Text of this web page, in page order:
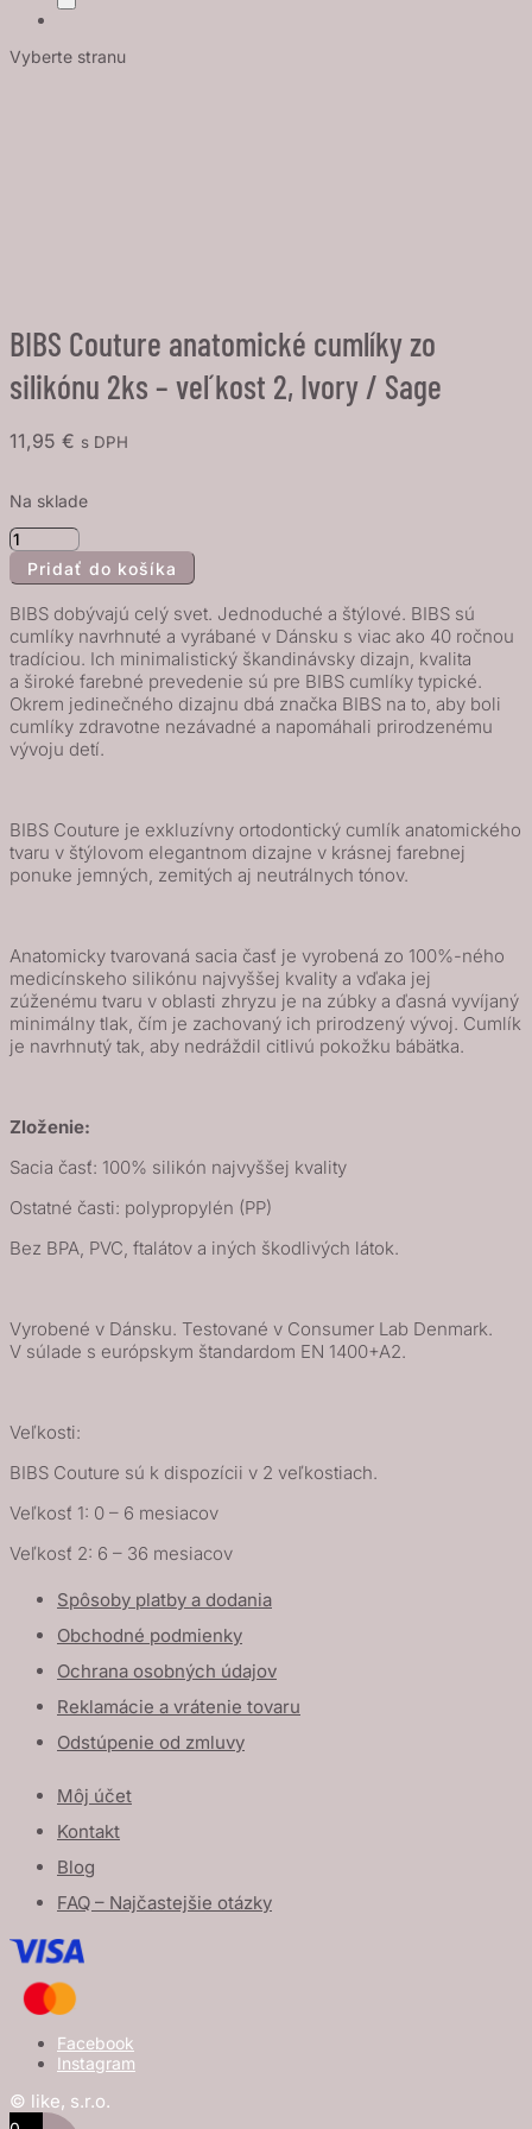
Vyberte stranu
BIBS Couture anatomické cumlíky zo
silikónu 2ks – veľkost 2, Ivory / Sage
11,95 € s DPH
Na sklade
množstvo
BIBS
anatomické
cumlíky
zo
silikónu
2ks
2,
Ivory
Pridať do košíka
BIBS dobývajú celý svet. Jednoduché a štýlové. BIBS sú
cumlíky navrhnuté a vyrábané v Dánsku s viac ako 40 ročnou
tradíciou. Ich minimalistický škandinávsky dizajn, kvalita
a široké farebné prevedenie sú pre BIBS cumlíky typické.
Okrem jedinečného dizajnu dbá značka BIBS na to, aby boli
cumlíky zdravotne nezávadné a napomáhali prirodzenému
vývoju detí.
BIBS Couture je exkluzívny ortodontický cumlík anatomického
tvaru v štýlovom elegantnom dizajne v krásnej farebnej
ponuke jemných, zemitých aj neutrálnych tónov.
Anatomicky tvarovaná sacia časť je vyrobená zo 100%-ného
medicínskeho silikónu najvyššej kvality a vďaka jej
zúženému tvaru v oblasti zhryzu je na zúbky a ďasná vyvíjaný
minimálny tlak, čím je zachovaný ich prirodzený vývoj. Cumlík
je navrhnutý tak, aby nedráždil citlivú pokožku bábätka.
Zloženie:
Sacia časť: 100% silikón najvyššej kvality
Ostatné časti: polypropylén (PP)
Bez BPA, PVC, ftalátov a iných škodlivých látok.
Vyrobené v Dánsku. Testované v Consumer Lab Denmark.
V súlade s európskym štandardom EN 1400+A2.
Veľkosti:
BIBS Couture sú k dispozícii v 2 veľkostiach.
Veľkosť 1: 0 – 6 mesiacov
Veľkosť 2: 6 – 36 mesiacov
Spôsoby platby a dodania
Obchodné podmienky
Ochrana osobných údajov
Reklamácie a vrátenie tovaru
Odstúpenie od zmluvy
Môj účet
Kontakt
Blog
FAQ – Najčastejšie otázky
Facebook
Instagram
© like, s.r.o.